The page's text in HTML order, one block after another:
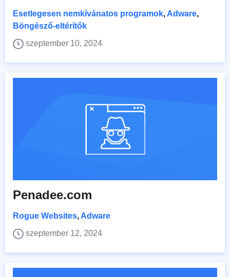
Esetlegesen nemkívánatos programok, Adware,
Böngésző-eltérítők
szeptember 10, 2024
Penadee.com
Rogue Websites, Adware
szeptember 12, 2024